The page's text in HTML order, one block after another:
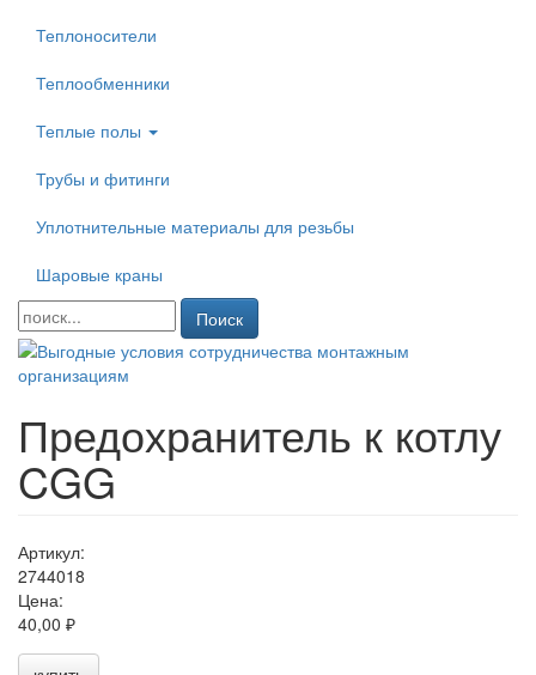
Теплоносители
Теплообменники
Теплые полы
Трубы и фитинги
Уплотнительные материалы для резьбы
Шаровые краны
Поиск
Предохранитель к котлу
CGG
Артикул:
2744018
Цена:
40,00 ₽